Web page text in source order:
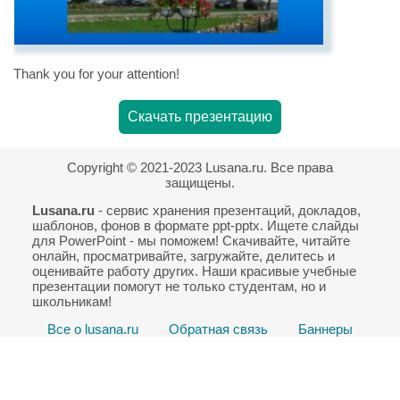
Thank you for your attention!
Скачать презентацию
Copyright © 2021-2023 Lusana.ru. Все права
защищены.
Lusana.ru - сервис хранения презентаций, докладов,
шаблонов, фонов в формате ppt-pptx. Ищете слайды
для PowerPoint - мы поможем! Скачивайте, читайте
онлайн, просматривайте, загружайте, делитесь и
оценивайте работу других. Наши красивые учебные
презентации помогут не только студентам, но и
школьникам!
Все о lusana.ru
Обратная связь Баннеры